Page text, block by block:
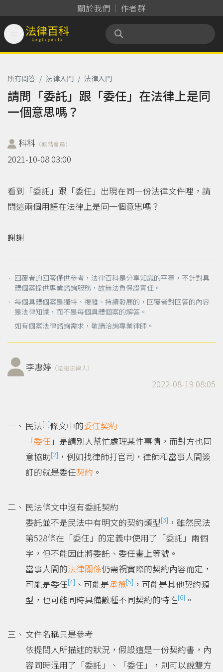
關於我們 作者群
法律百科 Legispedia
所有問答 / 法律入門 / 法律入門
請問「委託」跟「委任」在法律上是同
一個意思嗎？
科科 （進階會員）
2021-10-08 03:00
看到「委託」跟「委任」出現在同一份法律文件哩，請
問這兩個用語在法律上是同一個意思嗎？
謝謝
． 回覆者的回答僅供參考，法律百科是分享知識的平臺，不針對具
體個案提供專業諮詢服務，故無法負保證責任。
． 每個具體個案是獨特、複雜、持續發展的，回覆者對回答的內容
是法律知識，而不是每個具體個案的解答。
如有個案法律諮詢需求，敬請洽詢專業律師。
李惠婷 （認證法律人）
2022-08-19 08:05
民法[1]條文中的委任契約
「委任 」是請別人幫忙處理某件事情，而對方也同
意協助[2] ，例如找律師打官司，律師和當事人間簽
訂的就是委任契約 。
民法條文中沒有委託契約
委託並不是民法中有明文的契約類型[3] ，雖然民法
第528條在「委任」的定義中使用了「委託」兩個
字，但不能因此將委託、委任畫上等號。
當事人間的法律關係仍需視實際的契約內容而定，
可能是委任[4] 、可能是承攬[5] ，可能是其他契約類
型，也可能同時具備數種不同契約的特性[6] 。
文件名稱只是參考
依提問人所描述的狀況，假設這是一份契約書，內
容同時混用了「委託」、「委任」，則可以說雙方